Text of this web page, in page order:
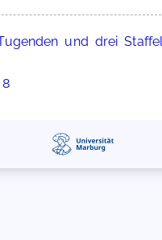
und drei